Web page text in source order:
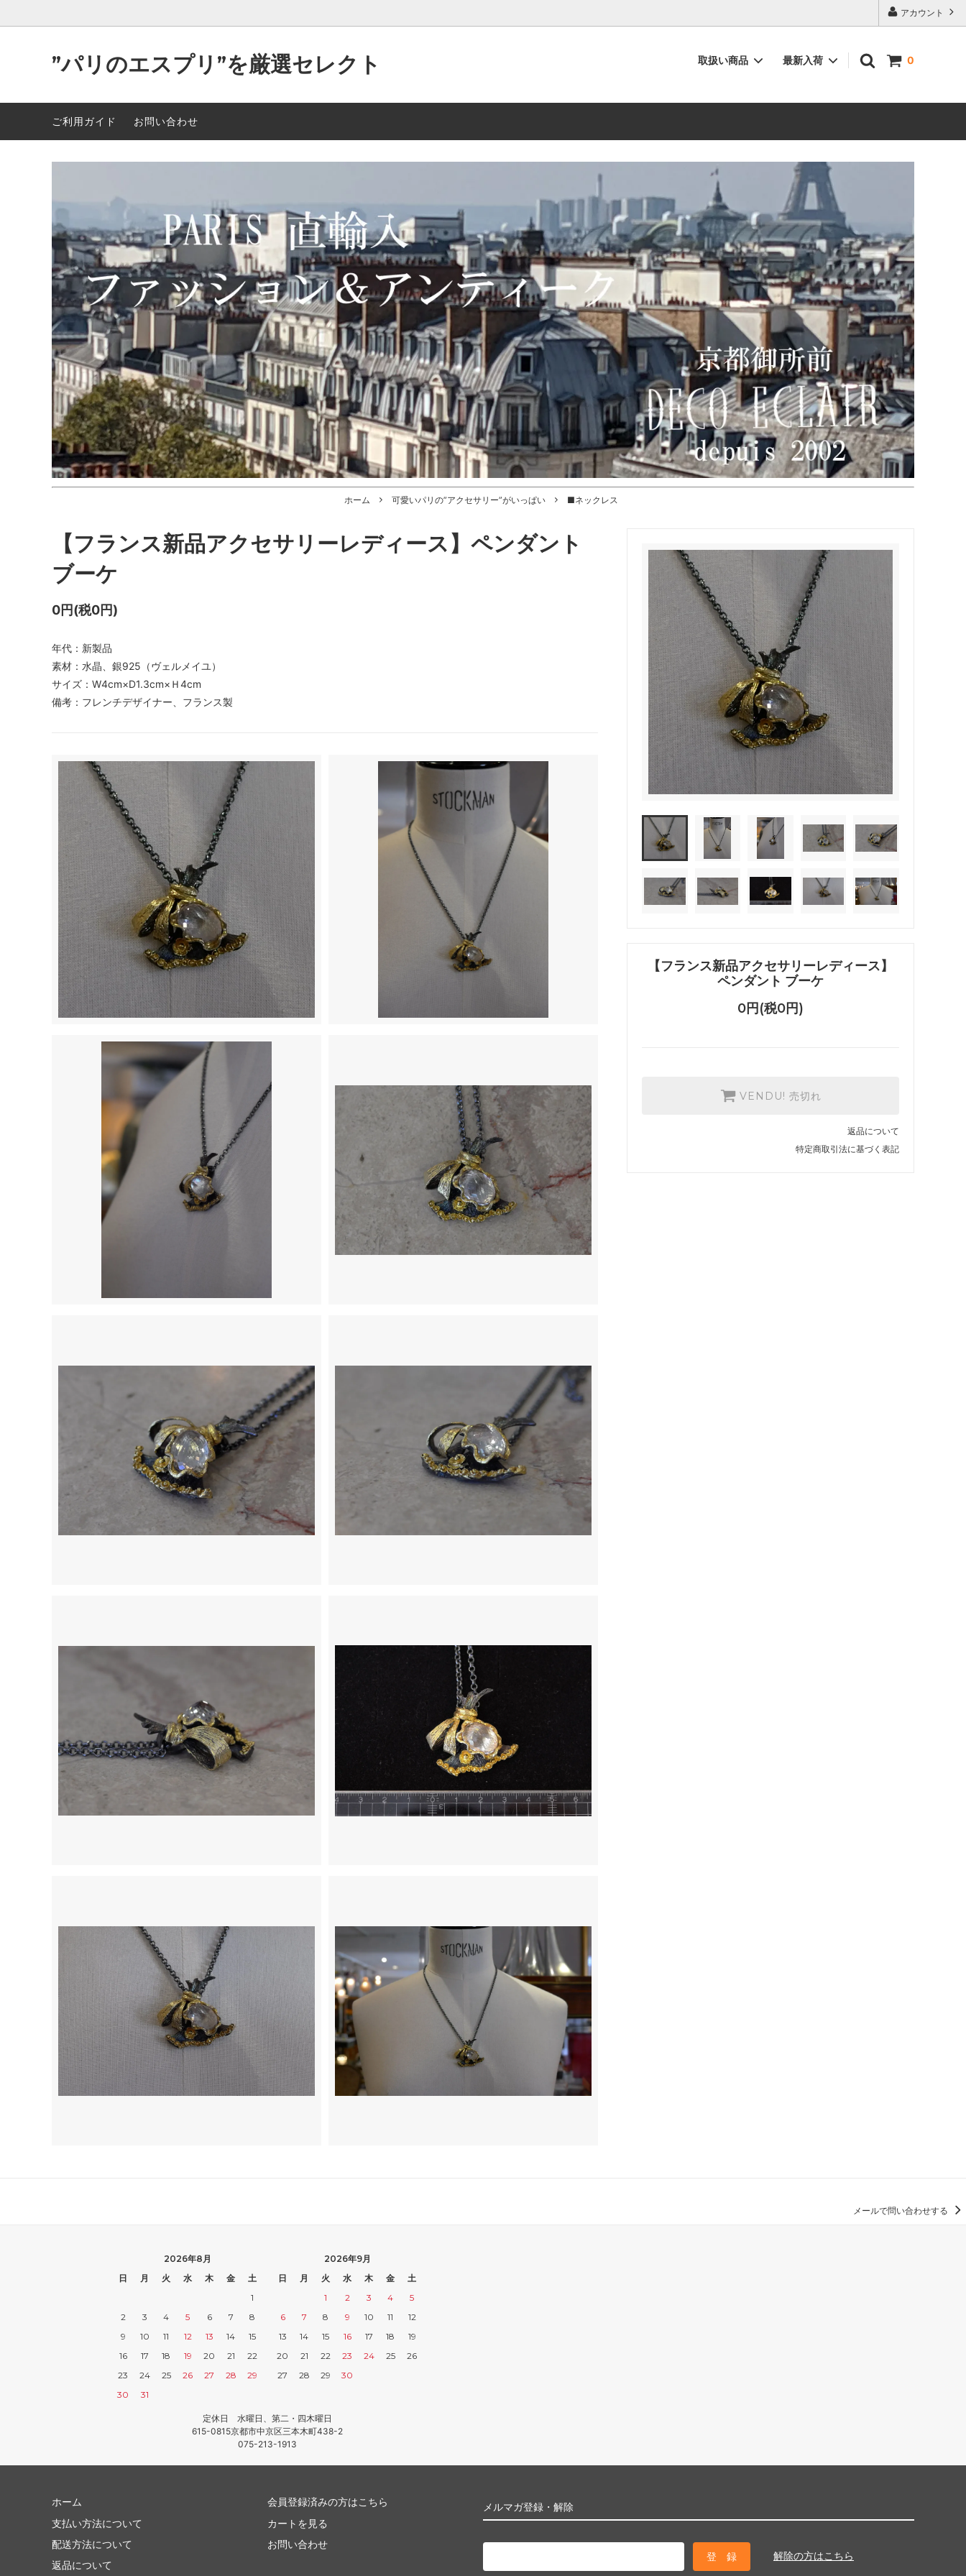
アカウント
”パリのエスプリ”を厳選セレクト 0
取扱い商品 最新入荷
ご利用ガイド
お問い合わせ
ホーム 可愛いパリの”アクセサリー”がいっぱい ■ネックレス
【フランス新品アクセサリーレディース】
ペンダント ブーケ
0円(税0円)
VENDU! 売切れ
返品について
特定商取引法に基づく表記
【フランス新品アクセサリーレディース】ペンダント
ブーケ
0円(税0円)
年代：新製品
素材：水晶、銀925（ヴェルメイユ）
サイズ：W4cm×D1.3cm×Ｈ4cm
備考：フレンチデザイナー、フランス製
メールで問い合わせする
2026年8月
日
月 火 水 木 金
土
1
2
3 4 5 6 7
8
9
10 11 12 13 14
15
16
17 18 19 20 21
22
23
24 25 26 27 28
29
30
31
2026年9月
日
月 火 水 木 金
土
1
2 3 4
5
6
7 8 9 10 11
12
13
14 15 16 17 18
19
20
21 22 23 24 25
26
27
28 29 30
定休日 水曜日、第二・四木曜日
615-0815京都市中京区三本木町438-2
075-213-1913
メルマガ登録・解除
解除の方はこちら
ホーム
支払い方法について
配送方法について
返品について
会員登録済みの方はこちら
カートを見る
お問い合わせ